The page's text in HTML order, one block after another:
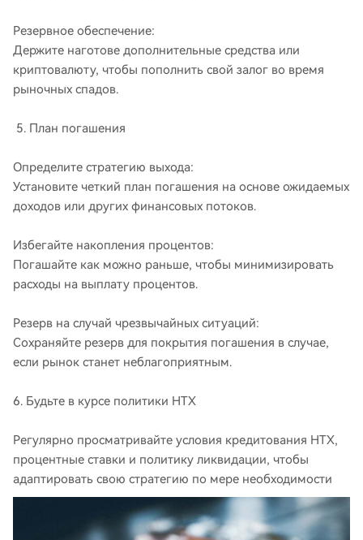
Резервное обеспечение:
Держите наготове дополнительные средства или
криптовалюту, чтобы пополнить свой залог во время
рыночных спадов.
5. План погашения
Определите стратегию выхода:
Установите четкий план погашения на основе ожидаемых
доходов или других финансовых потоков.
Избегайте накопления процентов:
Погашайте как можно раньше, чтобы минимизировать
расходы на выплату процентов.
Резерв на случай чрезвычайных ситуаций:
Сохраняйте резерв для покрытия погашения в случае,
если рынок станет неблагоприятным.
6. Будьте в курсе политики HTX
Регулярно просматривайте условия кредитования HTX,
процентные ставки и политику ликвидации, чтобы
адаптировать свою стратегию по мере необходимости